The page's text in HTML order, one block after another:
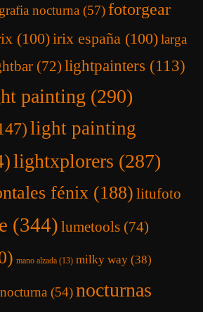
nocturna (57)fotorgear
(100)irix españa (100)larga
(72) lightpainters (113)
painting (290)
light painting
lightxplorers (287)
fénix (188) litufoto
(344) lumetools (74)
mano alzada (13) milky way (38)
nocturna (54)nocturnas